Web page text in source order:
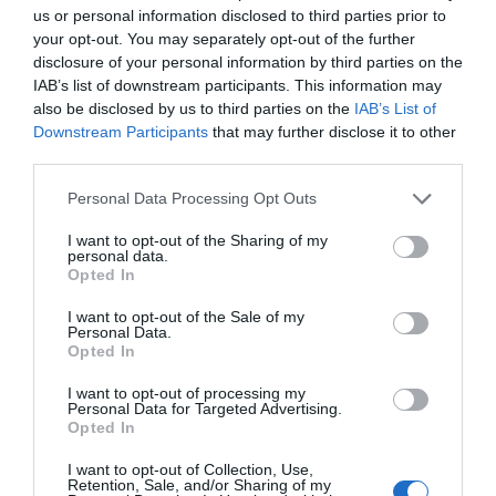
us or personal information disclosed to third parties prior to
your opt-out. You may separately opt-out of the further
disclosure of your personal information by third parties on the
IAB’s list of downstream participants. This information may
also be disclosed by us to third parties on the IAB’s List of
Downstream Participants that may further disclose it to other
Personal Data Processing Opt Outs
I want to opt-out of the Sharing of my
personal data.
Opted In
I want to opt-out of the Sale of my
Personal Data.
Opted In
I want to opt-out of processing my
Personal Data for Targeted Advertising.
Opted In
I want to opt-out of Collection, Use,
Retention, Sale, and/or Sharing of my
por Eulogio López
Isabel Pantoja pierde dos pleitos con
Hacienda por 700.000 euros... suma y
sigue
El IBEX 35 cerró la sesión del
miércoles en los 20.057 puntos,